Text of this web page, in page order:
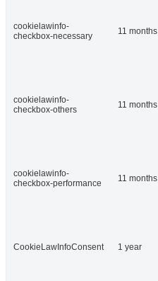
cookielawinfo-
checkbox-necessary
11 months
cookielawinfo-
checkbox-others
11 months
cookielawinfo-
checkbox-performance
11 months
CookieLawInfoConsent 1 year